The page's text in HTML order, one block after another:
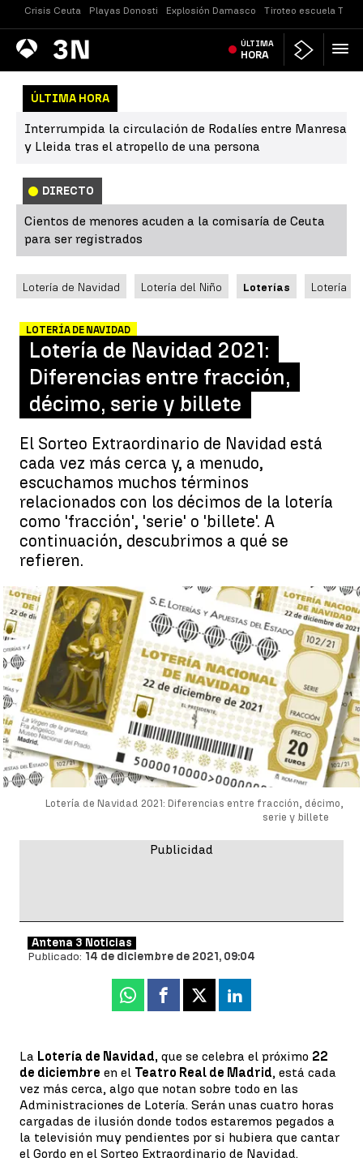
Crisis Ceuta Playas Donosti Explosión Damasco Tiroteo escuela
Antena
3 Noticias ÚLTIMA
HORA
ÚLTIMA HORA
Interrumpida la circulación de Rodalíes entre Manresa
y Lleida tras el atropello de una persona
DIRECTO
Cientos de menores acuden a la comisaría de Ceuta
para ser registrados
Lotería de Navidad Lotería del Niño Loterías Lotería
LOTERÍA DE NAVIDAD
Lotería de Navidad 2021:
Diferencias entre fracción,
décimo, serie y billete
El Sorteo Extraordinario de Navidad está
cada vez más cerca y, a menudo,
escuchamos muchos términos
relacionados con los décimos de la lotería
como 'fracción', 'serie' o 'billete'. A
continuación, descubrimos a qué se
refieren.
Lotería de Navidad 2021: Diferencias entre fracción, décimo,
serie y billete
Antena 3 Noticias
Publicado: 14 de diciembre de 2021, 09:04
Whatsapp
Facebook
X Linkedin
La Lotería de Navidad, que se celebra el próximo 22
de diciembre en el Teatro Real de Madrid, está cada
vez más cerca, algo que notan sobre todo en las
Administraciones de Lotería. Serán unas cuatro horas
cargadas de ilusión donde todos estaremos pegados a
la televisión muy pendientes por si hubiera que cantar
el Gordo en el Sorteo Extraordinario de Navidad.